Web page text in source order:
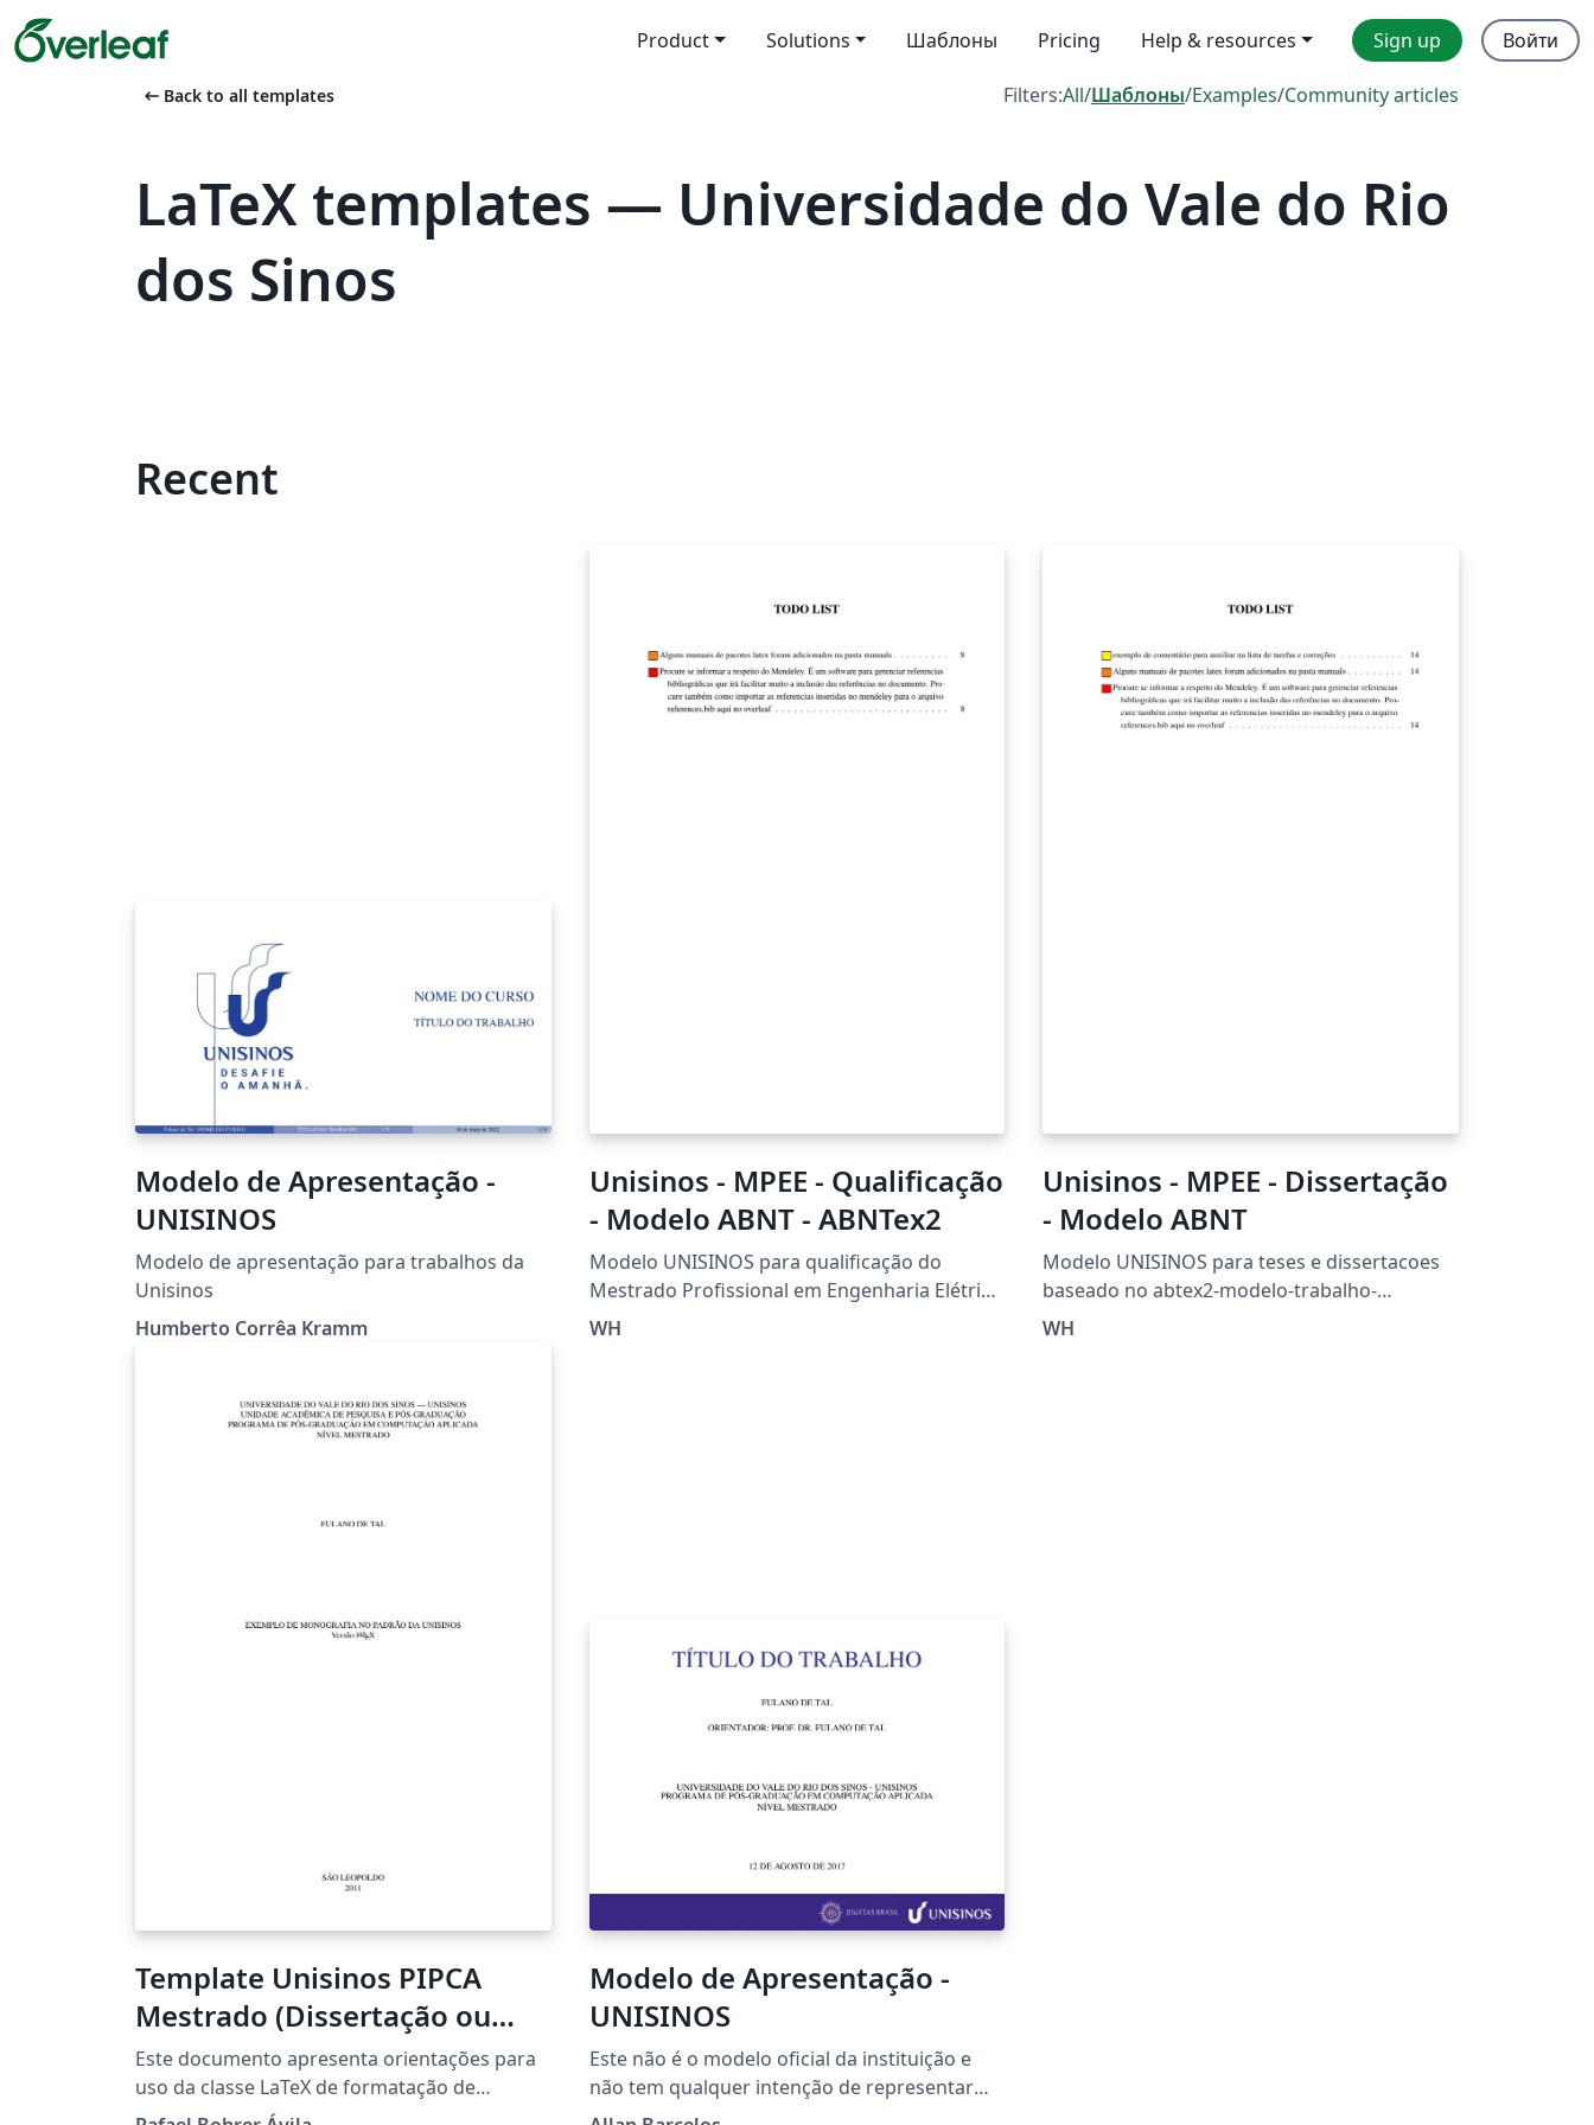
Product Solutions Шаблоны Pricing Help & resources Sign up Войти
arrow_left_alt Back to all templates Filters:All/Шаблоны/Examples/Community articles
LaTeX templates — Universidade do Vale do Rio
dos Sinos
Recent
Modelo de Apresentação -
UNISINOS
Modelo de apresentação para trabalhos da
Unisinos
Humberto Corrêa Kramm
Unisinos - MPEE - Qualificação
- Modelo ABNT - ABNTex2
Modelo UNISINOS para qualificação do
Mestrado Profissional em Engenharia Elétrica
baseado no abtex2-modelo-trabalho-
WH
Unisinos - MPEE - Dissertação
- Modelo ABNT
Modelo UNISINOS para teses e dissertacoes
baseado no abtex2-modelo-trabalho-
academico.tex, v-1.9.5 Copyright 2012-2015.
WH
Template Unisinos PIPCA
Mestrado (Dissertação ou
Proposta)
Este documento apresenta orientações para
uso da classe LaTeX de formatação de
monografias para a UNISINOS. Ao mesmo
Modelo de Apresentação -
UNISINOS
Este não é o modelo oficial da instituição e
não tem qualquer intenção de representar
um padrão de apresentação ou imposição da